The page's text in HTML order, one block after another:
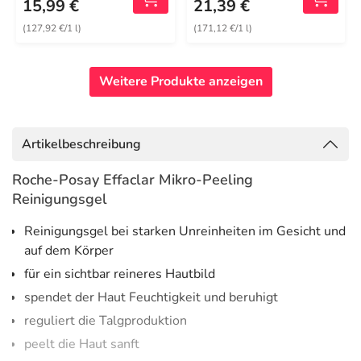
15,99 €
(127,92 €/1 l)
21,39 €
(171,12 €/1 l)
Weitere Produkte anzeigen
Artikelbeschreibung
Roche-Posay Effaclar Mikro-Peeling
Reinigungsgel
Reinigungsgel bei starken Unreinheiten im Gesicht und
auf dem Körper
für ein sichtbar reineres Hautbild
spendet der Haut Feuchtigkeit und beruhigt
reguliert die Talgproduktion
peelt die Haut sanft